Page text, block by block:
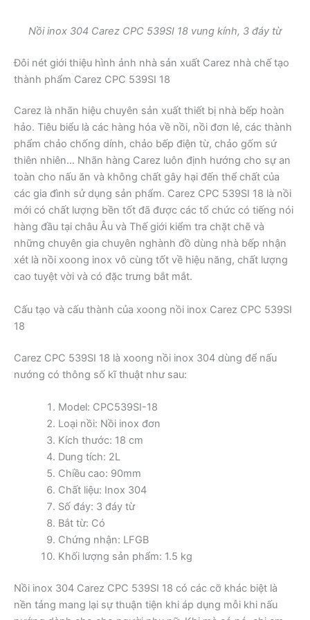
Nồi inox 304 Carez CPC 539SI 18 vung kính, 3 đáy từ
Đôi nét giới thiệu hình ảnh nhà sản xuất Carez nhà chế tạo
thành phẩm Carez CPC 539SI 18
Carez là nhãn hiệu chuyên sản xuất thiết bị nhà bếp hoàn
hảo. Tiêu biểu là các hàng hóa về nồi, nồi đơn lẻ, các thành
phẩm chảo chống dính, chảo bếp điện từ, chảo gốm sứ
thiên nhiên… Nhãn hàng Carez luôn định hướng cho sự an
toàn cho nấu ăn và không chất gây hại đến thể chất của
các gia đình sử dụng sản phẩm. Carez CPC 539SI 18 là nồi
mới có chất lượng bền tốt đã được các tổ chức có tiếng nói
hàng đầu tại châu Âu và Thế giới kiểm tra chặt chẽ và
những chuyên gia chuyên nghành đồ dùng nhà bếp nhận
xét là nồi xoong inox vô cùng tốt về hiệu năng, chất lượng
cao tuyệt vời và có đặc trưng bắt mắt.
Cấu tạo và cấu thành của xoong nồi inox Carez CPC 539SI
18
Carez CPC 539SI 18 là xoong nồi inox 304 dùng để nấu
nướng có thông số kĩ thuật như sau:
Model: CPC539SI-18
Loại nồi: Nồi inox đơn
Kích thước: 18 cm
Dung tích: 2L
Chiều cao: 90mm
Chất liệu: Inox 304
Số đáy: 3 đáy từ
Bắt từ: Có
Chứng nhận: LFGB
Khối lượng sản phẩm: 1.5 kg
Nồi inox 304 Carez CPC 539SI 18 có các cỡ khác biệt là
nền tảng mang lại sự thuận tiện khi áp dụng mỗi khi nấu